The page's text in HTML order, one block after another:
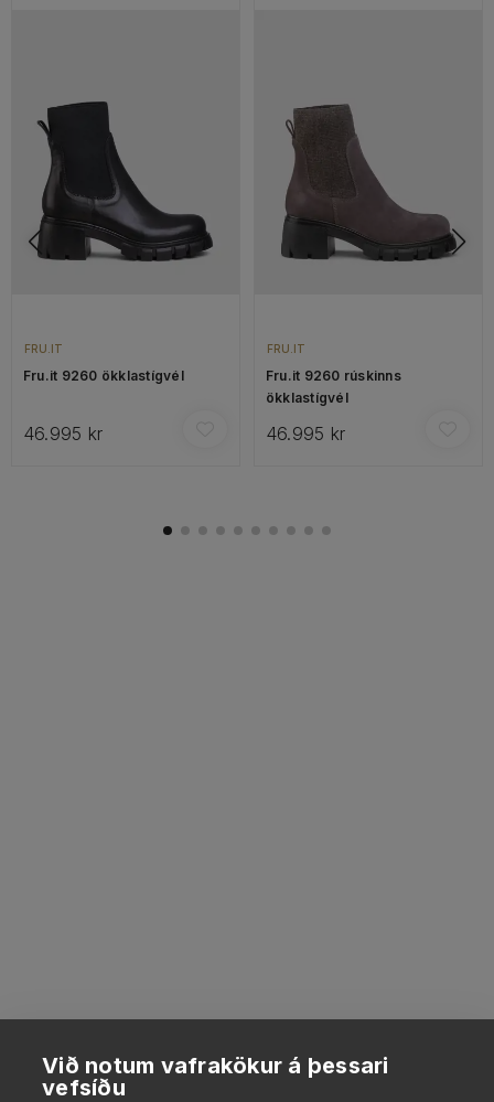
Við notum vafrakökur á þessari
vefsíðu
FRU.IT
Fru.it 9260 ökklastígvél
46.995 kr
FRU.IT
Fru.it 9260 rúskinns
ökklastígvél
46.995 kr